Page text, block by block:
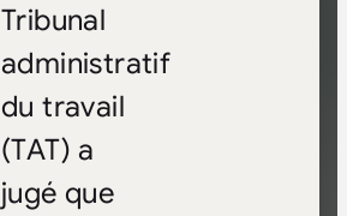
Tribunal
administratif
du travail
(TAT) a
jugé que